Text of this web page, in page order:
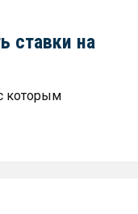
ставки на
которым